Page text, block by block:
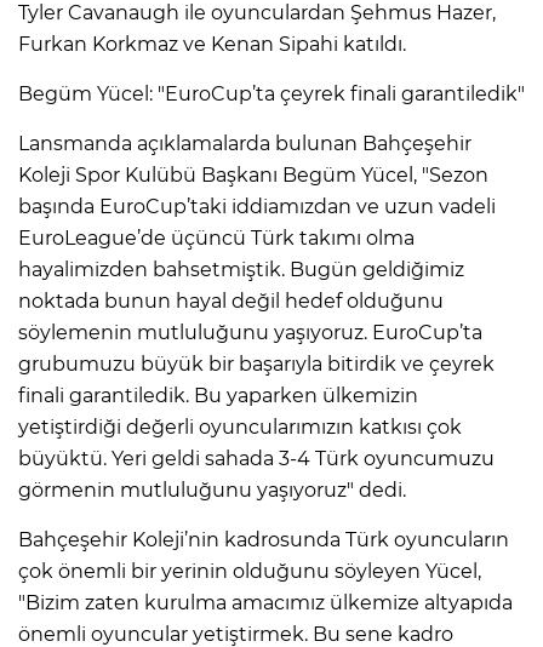
Tyler Cavanaugh ile oyunculardan Şehmus Hazer,
Furkan Korkmaz ve Kenan Sipahi katıldı.
Begüm Yücel: "EuroCup’ta çeyrek finali garantiledik"
Lansmanda açıklamalarda bulunan Bahçeşehir
Koleji Spor Kulübü Başkanı Begüm Yücel, "Sezon
başında EuroCup’taki iddiamızdan ve uzun vadeli
EuroLeague’de üçüncü Türk takımı olma
hayalimizden bahsetmiştik. Bugün geldiğimiz
noktada bunun hayal değil hedef olduğunu
söylemenin mutluluğunu yaşıyoruz. EuroCup’ta
grubumuzu büyük bir başarıyla bitirdik ve çeyrek
finali garantiledik. Bu yaparken ülkemizin
yetiştirdiği değerli oyuncularımızın katkısı çok
büyüktü. Yeri geldi sahada 3-4 Türk oyuncumuzu
görmenin mutluluğunu yaşıyoruz" dedi.
Bahçeşehir Koleji’nin kadrosunda Türk oyuncuların
çok önemli bir yerinin olduğunu söyleyen Yücel,
"Bizim zaten kurulma amacımız ülkemize altyapıda
önemli oyuncular yetiştirmek. Bu sene kadro